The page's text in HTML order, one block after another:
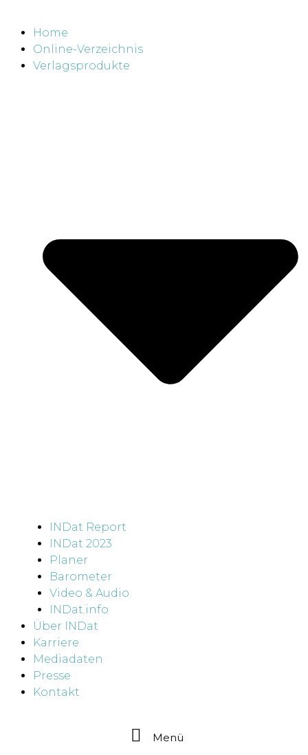
Home
Online-Verzeichnis
Verlagsprodukte
INDat Report
INDat 2023
Planer
Barometer
Video & Audio
INDat.info
Über INDat
Karriere
Mediadaten
Presse
Kontakt
Menü